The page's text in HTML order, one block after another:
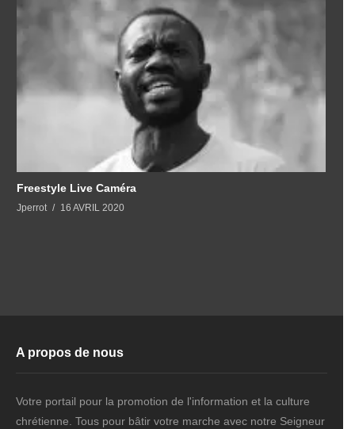
Freestyle Live Caméra
Jperrot 16 AVRIL 2020
A propos de nous
Votre portail pour la promotion de l'information et la culture
chrétienne. Tous pour bâtir votre marche avec notre Seigneur